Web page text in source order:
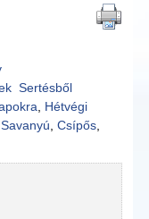
Sertésből
Hétvégi
,Savanyú ,Csípős